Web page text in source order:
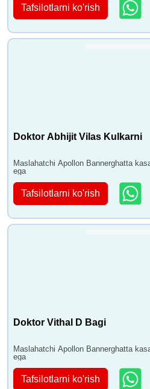
Tafsilotlarni ko'rish
Doktor Abhijit Vilas Kulkarni
Maslahatchi Apollon Bannerghatta
ega
Tafsilotlarni ko'rish
Doktor Vithal D Bagi
Maslahatchi Apollon Bannerghatta
ega
Tafsilotlarni ko'rish